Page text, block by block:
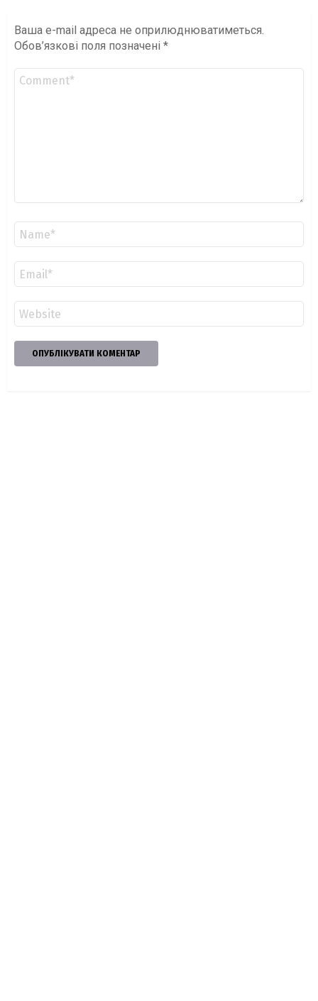
Ваша e-mail адреса не оприлюднюватиметься.
Обов’язкові поля позначені *
Коментар